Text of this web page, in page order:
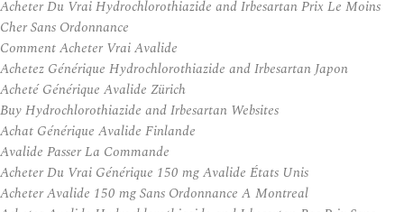
Acheter Du Vrai Hydrochlorothiazide and Irbesartan Prix Le Moins
Cher Sans Ordonnance
Comment Acheter Vrai Avalide
Achetez Générique Hydrochlorothiazide and Irbesartan Japon
Acheté Générique Avalide Zürich
Buy Hydrochlorothiazide and Irbesartan Websites
Achat Générique Avalide Finlande
Avalide Passer La Commande
Acheter Du Vrai Générique 150 mg Avalide États Unis
Acheter Avalide 150 mg Sans Ordonnance A Montreal